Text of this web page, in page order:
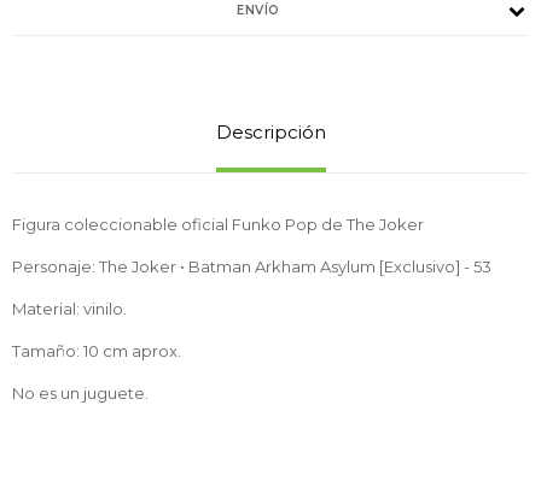
ENVÍO
Descripción
Figura coleccionable oficial Funko Pop de The Joker
Personaje: The Joker • Batman Arkham Asylum [Exclusivo] - 53
Material: vinilo.
Tamaño: 10 cm aprox.
No es un juguete.